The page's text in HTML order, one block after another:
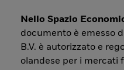
Nello Spazio
documento è emesso
B.V. è autorizzato e
olandese per i mercati